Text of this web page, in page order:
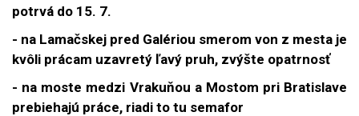
potrvá do 15. 7.
- na Lamačskej pred Galériou smerom von z mesta je
kvôli prácam uzavretý ľavý pruh, zvýšte opatrnosť
- na moste medzi Vrakuňou a Mostom pri Bratislave
prebiehajú práce, riadi to tu semafor